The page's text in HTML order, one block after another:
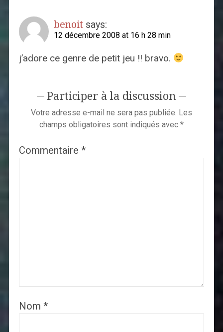
benoit says:
12 décembre 2008 at 16 h 28 min
j’adore ce genre de petit jeu !! bravo.
Participer à la discussion
Votre adresse e-mail ne sera pas publiée. Les
champs obligatoires sont indiqués avec *
Commentaire *
Nom *